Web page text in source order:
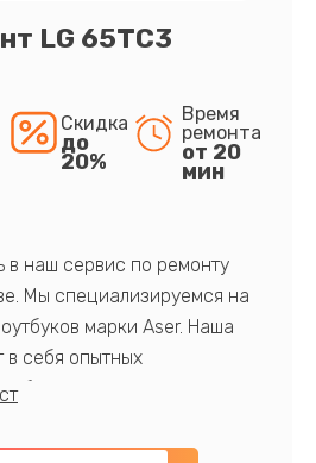
LG 65TC3
Скидка
до
20%
Время
ремонта
от 20
мин
в наш сервис по ремонту
Мы специализируемся на
марки Aser. Наша
в себя опытных
обширными знаниями и
и качественный ремонт с